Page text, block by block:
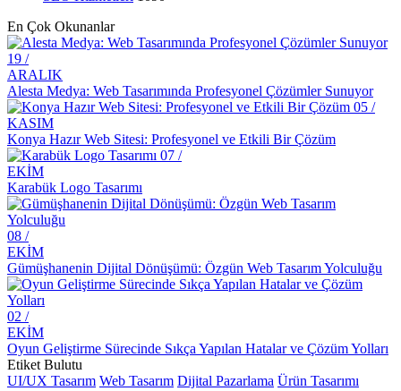
Dünyada Güçlendirin
Alesta Medya: Profesyonel Web Tasarım Hizmetleri
Kayseri'de Dijital Dönüşüm: Alesta Medya'nın Profesyonel
Çözümleri
Minimal Logo Tasarımı: Markanızı En Az İle En Çok Anlatan
Çözüm
Mobil Uygulama Yönetim Uygulamaları: Verimliliği Artıran
Çözümler
Dijital Dünyada Fark Yaratanlar: Alesta Medyanın Web Tasarım
Ustalığı
Çizgi Karakter Logoların Markalar Üzerindeki Etkileri
Kişisel Marka Logo Tasarımı: Markanızı Öne Çıkarmanın Yolu
Landing Page Tasarımı: Dijital Dünyada İz Bırakan Profesyonellik
Oyun UI Tasarımı: Kullanıcı Deneyimini En Üst Düzeye Çıkarmak
İçin Yaratıcı Çözümler
En Çok Okunanlar
19 /
ARALIK
Alesta Medya: Web Tasarımında Profesyonel Çözümler Sunuyor
05 /
KASIM
Konya Hazır Web Sitesi: Profesyonel ve Etkili Bir Çözüm
07 /
EKİM
Karabük Logo Tasarımı
08 /
EKİM
Gümüşhanenin Dijital Dönüşümü: Özgün Web Tasarım Yolculuğu
02 /
EKİM
Oyun Geliştirme Sürecinde Sıkça Yapılan Hatalar ve Çözüm Yolları
Etiket Bulutu
UI/UX Tasarım Web Tasarım Dijital Pazarlama Ürün Tasarımı